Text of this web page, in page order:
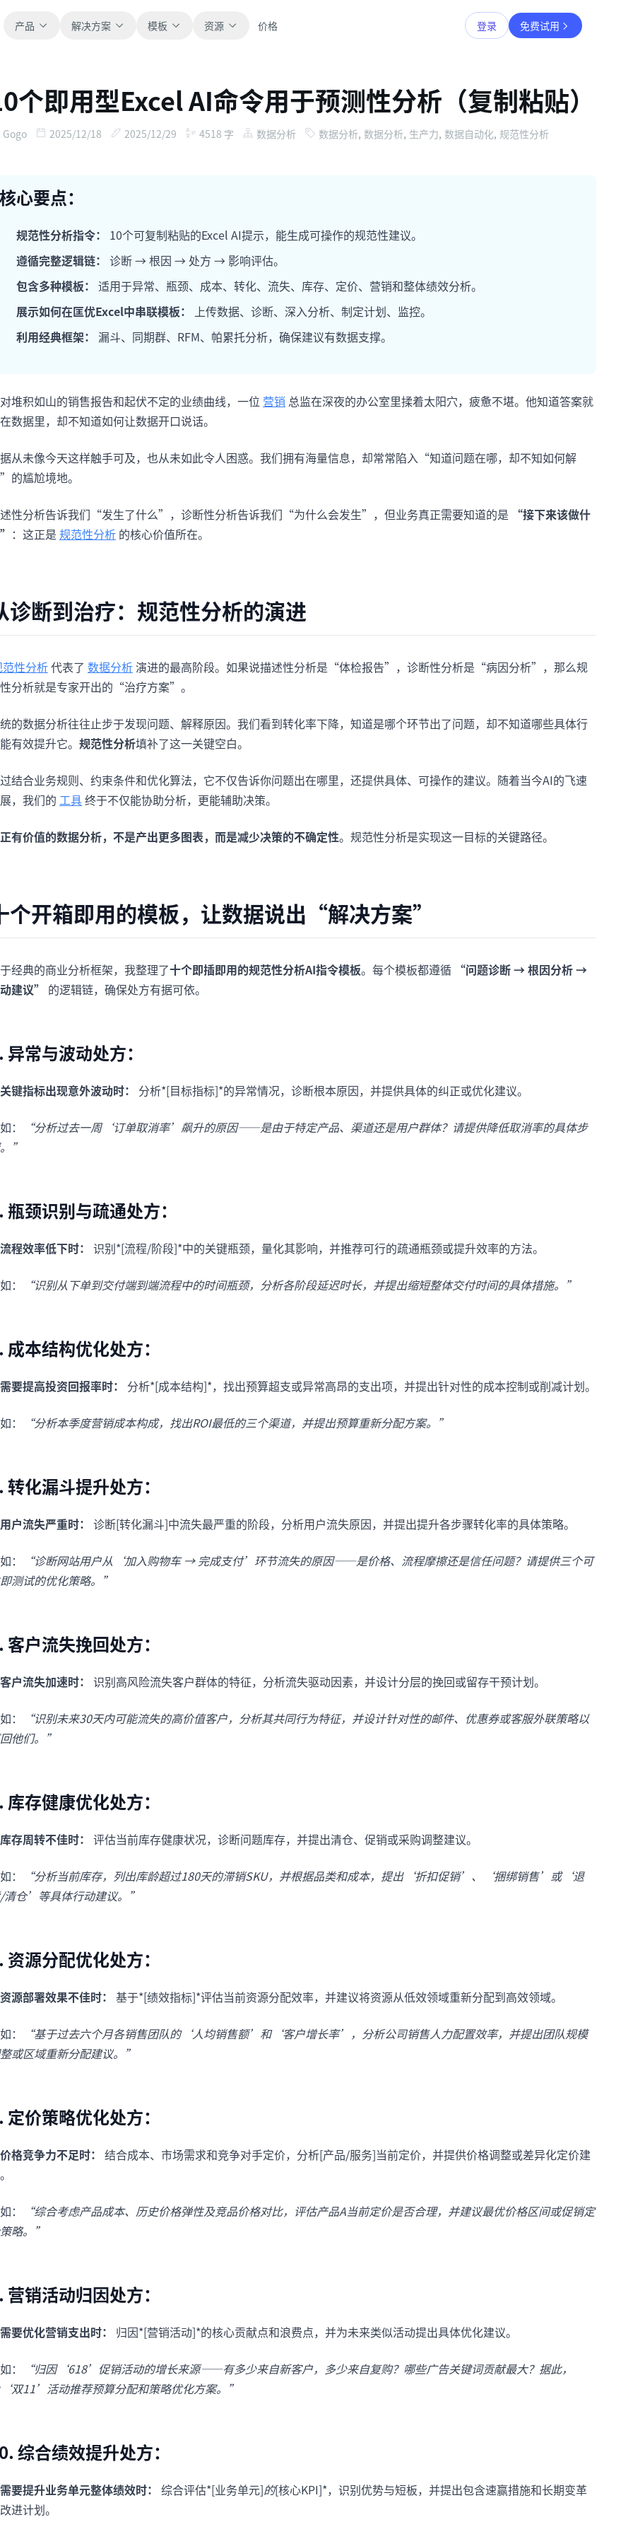
产品 解决方案 模板
全部
用于跟踪流程、协作、计划与执行。
销售
支持销售管道、目标、预测和营收跟踪。
管理里程碑、负责人、交付和进度。
用于看板、KPI复盘和经营分析。
资源
博客
获取产品更新、案例和工作流灵感。
查看产品文档、配置和使用说明。
提示词库
用于分析、报表和清洗的实用提示词。
帮助新用户和团队快速上手。
价格 登录 免费试用
个即用型Excel AI命令用于预测性分析（复制粘贴）
Gogo 2025/12/18 2025/12/29 4518 字 数据分析 数据分析, 数据分析, 生产力, 数据自动化, 规范性分析
核心要点：
规范性分析指令：
10个可复制粘贴的Excel AI提示，能生成可操作的规范性建议。
遵循完整逻辑链： 诊断 → 根因 → 处方 → 影响评估。
包含多种模板： 适用于异常、瓶颈、成本、转化、流失、库存、定价、营销和整体绩效分析。
展示如何在匡优Excel中串联模板：
上传数据、诊断、深入分析、制定计划、监控。
利用经典框架：
漏斗、同期群、RFM、帕累托分析，确保建议有数据支撑。
堆积如山的销售报告和起伏不定的业绩曲线，一位 营销 总监在深夜的办公室里揉着太阳穴，疲惫不堪。他知道答案就
数据里，却不知道如何让数据开口说话。
从未像今天这样触手可及，也从未如此令人困惑。我们拥有海量信息，却常常陷入“知道问题在哪，却不知如何解
的尴尬境地。
性分析告诉我们“发生了什么”，诊断性分析告诉我们“为什么会发生”，但业务真正需要知道的是 “接下来该做什
：这正是 规范性分析 的核心价值所在。
诊断到治疗：规范性分析的演进
性分析代表了 数据分析演进的最高阶段。如果说描述性分析是“体检报告”，诊断性分析是“病因分析”，那么规
分析就是专家开出的“治疗方案”。
的数据分析往往止步于发现问题、解释原因。我们看到转化率下降，知道是哪个环节出了问题，却不知道哪些具体行
有效提升它。 规范性分析填补了这一关键空白。
结合业务规则、约束条件和优化算法，它不仅告诉你问题出在哪里，还提供具体、可操作的建议。随着当今AI的飞速
，我们的 工具终于不仅能协助分析，更能辅助决策。
有价值的数据分析，不是产出更多图表，而是减少决策的不确定性。规范性分析是实现这一目标的关键路径。
个开箱即用的模板，让数据说出“解决方案”
经典的商业分析框架，我整理了十个即插即用的规范性分析AI指令模板。每个模板都遵循 “问题诊断 → 根因分析 →
建议” 的逻辑链，确保处方有据可依。
异常与波动处方：
键指标出现意外波动时： 分析*[目标指标]*的异常情况，诊断根本原因，并提供具体的纠正或优化建议。
：
“分析过去一周‘订单取消率’飙升的原因——是由于特定产品、渠道还是用户群体？请提供降低取消率的具体步
”
瓶颈识别与疏通处方：
程效率低下时： 识别*[流程/阶段]*中的关键瓶颈，量化其影响，并推荐可行的疏通瓶颈或提升效率的方法。
： “识别从下单到交付端到端流程中的时间瓶颈，分析各阶段延迟时长，并提出缩短整体交付时间的具体措施。”
成本结构优化处方：
要提高投资回报率时： 分析*[成本结构]*，找出预算超支或异常高昂的支出项，并提出针对性的成本控制或削减计划。
： “分析本季度营销成本构成，找出ROI最低的三个渠道，并提出预算重新分配方案。”
转化漏斗提升处方：
户流失严重时： 诊断[转化漏斗]中流失最严重的阶段，分析用户流失原因，并提出提升各步骤转化率的具体策略。
：
“诊断网站用户从‘加入购物车 → 完成支付’环节流失的原因——是价格、流程摩擦还是信任问题？请提供三个可
测试的优化策略。”
客户流失挽回处方：
户流失加速时： 识别高风险流失客户群体的特征，分析流失驱动因素，并设计分层的挽回或留存干预计划。
：
“识别未来30天内可能流失的高价值客户，分析其共同行为特征，并设计针对性的邮件、优惠券或客服外联策略以
他们。”
库存健康优化处方：
存周转不佳时： 评估当前库存健康状况，诊断问题库存，并提出清仓、促销或采购调整建议。
：
“分析当前库存，列出库龄超过180天的滞销SKU，并根据品类和成本，提出‘折扣促销’、‘捆绑销售’或‘退
清仓’等具体行动建议。”
资源分配优化处方：
源部署效果不佳时： 基于*[绩效指标]*评估当前资源分配效率，并建议将资源从低效领域重新分配到高效领域。
：
“基于过去六个月各销售团队的‘人均销售额’和‘客户增长率’，分析公司销售人力配置效率，并提出团队规模
或区域重新分配建议。”
定价策略优化处方：
格竞争力不足时： 结合成本、市场需求和竞争对手定价，分析[产品/服务]当前定价，并提供价格调整或差异化定价建
：
“综合考虑产品成本、历史价格弹性及竞品价格对比，评估产品A当前定价是否合理，并建议最优价格区间或促销定
略。”
营销活动归因处方：
要优化营销支出时： 归因*[营销活动]*的核心贡献点和浪费点，并为未来类似活动提出具体优化建议。
：
“归因‘618’促销活动的增长来源——有多少来自新客户，多少来自复购？哪些广告关键词贡献最大？据此，
双11’活动推荐预算分配和策略优化方案。”
综合绩效提升处方：
要提升业务单元整体绩效时： 综合评估*[业务单元]的[核心KPI]*，识别优势与短板，并提出包含速赢措施和长期变革
进计划。